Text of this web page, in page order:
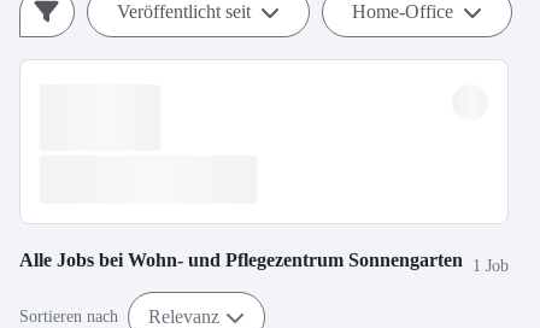
Veröffentlicht seit Home-Office
Alle Jobs bei Wohn- und Pflegezentrum Sonnengarten 1 Job
Sortieren nach Relevanz